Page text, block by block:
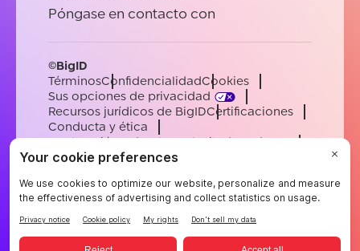
Póngase en contacto con
©BigID
TérminosConfidencialidadCookies
Sus opciones de privacidad
Recursos jurídicos de BigIDCertificaciones
Conducta y ética
Declaración sobre la esclavitud moderna
SubprocesadoresAyuda
EnglishGermanFrenchSpanishPortuguese